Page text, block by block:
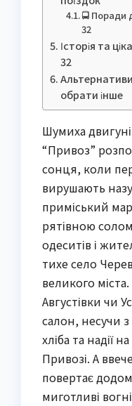
🚍 Поради
32
Історія та
32
обрати інше
Шумиха
“Привоз”
сонця, коли
вирушають
приміський
рятівною
одеситів і
тихе село
великого
Августівки чи
салон, несучи
хліба та надії
Привозі. А
повертає
миготливі вогні